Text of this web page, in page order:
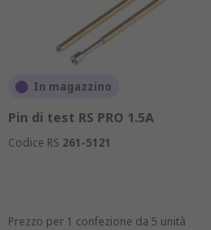
In magazzino
Pin di test RS PRO 1.5A
Codice RS 261-5121
Prezzo per 1 confezione da 5 unità